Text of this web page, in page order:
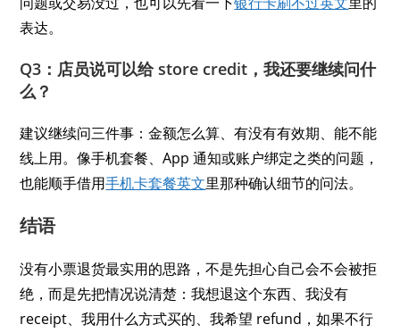
表达。
Q3：店员说可以给 store credit，我还要继续问什
么？
建议继续问三件事：金额怎么算、有没有有效期、能不能
线上用。像手机套餐、App 通知或账户绑定之类的问题，
也能顺手借用手机卡套餐英文里那种确认细节的问法。
结语
没有小票退货最实用的思路，不是先担心自己会不会被拒
绝，而是先把情况说清楚：我想退这个东西、我没有
receipt、我用什么方式买的、我希望 refund，如果不行